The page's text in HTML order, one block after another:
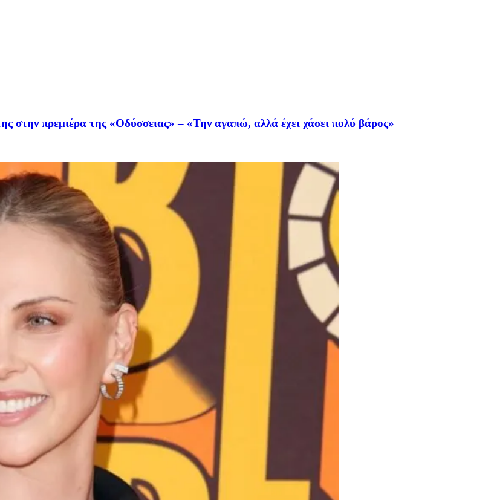
στην πρεμιέρα της «Οδύσσειας» – «Την αγαπώ, αλλά έχει χάσει πολύ βάρος»